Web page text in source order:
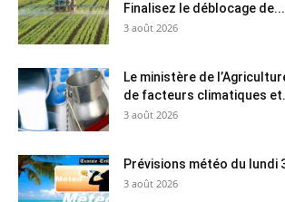
Finalisez le déblocage de...
3 août 2026
Le ministère de
de facteurs climatiques
3 août 2026
Prévisions météo du lundi
3 août 2026